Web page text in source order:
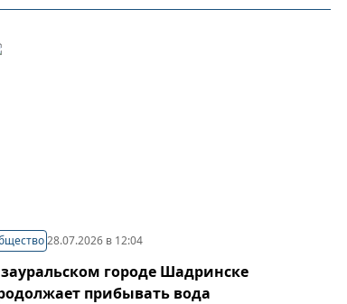
28.07.2026 в 12:04
городе Шадринске
прибывать вода